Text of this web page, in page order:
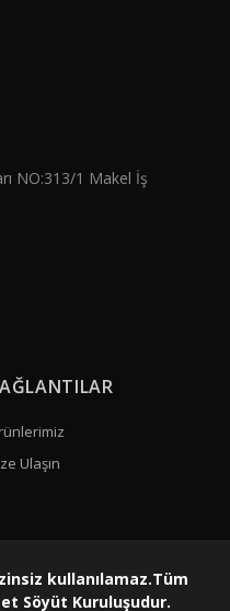
NO:313/1 Makel İş
Ulaşın
kullanılamaz.Tüm
Söyüt Kuruluşudur.